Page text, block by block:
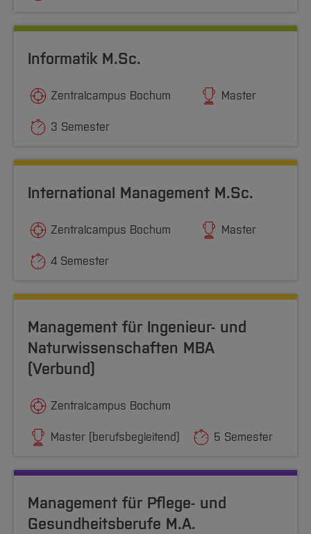
Informatik M.Sc.
Zentralcampus Bochum Master
3 Semester
International Management M.Sc.
Zentralcampus Bochum Master
4 Semester
Management für Ingenieur- und
Naturwissenschaften MBA
(Verbund)
Zentralcampus Bochum
Master (berufsbegleitend) 5 Semester
Management für Pflege- und
Gesundheitsberufe M.A.